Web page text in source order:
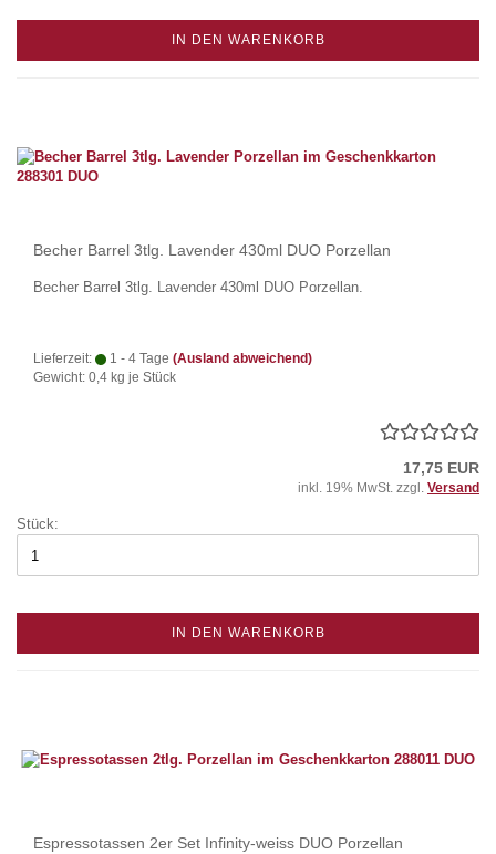
IN DEN WARENKORB
Becher Barrel 3tlg. Lavender 430ml DUO Porzellan
Becher Barrel 3tlg. Lavender 430ml DUO Porzellan.
Lieferzeit: 1 - 4 Tage (Ausland abweichend)
Gewicht: 0,4 kg je Stück
17,75 EUR
inkl. 19% MwSt. zzgl. Versand
Stück:
IN DEN WARENKORB
Espressotassen 2er Set Infinity-weiss DUO Porzellan